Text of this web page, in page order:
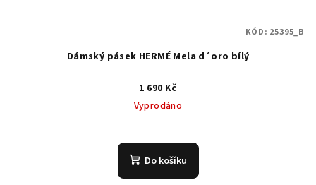
Dámský pásek HERMÉ Mela d´oro bílý
1 690 Kč
Vyprodáno
Do košíku
KÓD: 25395_B